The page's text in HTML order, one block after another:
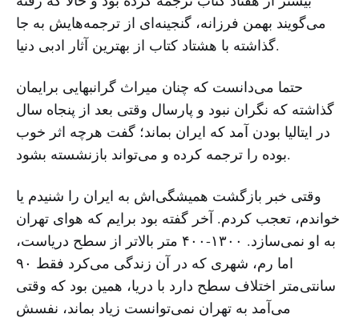
می‌گویند بهمن فرزانه، گنجینه‌ای از ترجمه‌هایش به جا
گذاشته با هشتاد کتاب از بهترین آثار ادبی دنیا.
حتما می‌دانست که چنان میراث گرانبهایی برایمان
گذاشته که نگران نبود و پارسال وقتی بعد از پنجاه سال
در ایتالیا بودن آمد که ایران بماند؛ گفت هرچه اثر خوب
بوده را ترجمه کرده و می‌تواند بازنشسته بشود.
وقتی خبر بازگشت همیشگی‌اش به ایران را شنیدم یا
خواندم، تعجب کردم. آخر گفته بود برایم که هوای تهران
به او نمی‌سازد. ۱۳۰۰-۴۰۰ متر بالاتر از سطح دریاست،
اما رم، شهری که در آن زندگی می‌کرد فقط ۹۰
سانتی‌متر اختلاف سطح دارد با دریا، همین بود که وقتی
می‌آمد به تهران نمی‌توانست زیاد بماند، نفسش